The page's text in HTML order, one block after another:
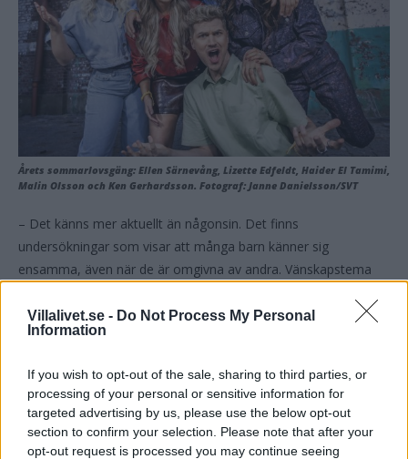
Villalivet.se - Do Not Process My Personal
Information
If you wish to opt-out of the sale, sharing to third parties, or
processing of your personal or sensitive information for
targeted advertising by us, please use the below opt-out
section to confirm your selection. Please note that after your
opt-out request is processed you may continue seeing
Årets sommarlovsgäng: Ellen Särnevång, Lizette Edfeldt, Haider El Tamimi,
Malin Olsson och Ken Gerhardsson. Fotograf: Janne Danielsson/SVT
– Det känns mer aktuellt än någonsin. Det finns
undersökningar som visar att många barn känner sig
ensamma, även när de är omgivna av andra. Vänskapstema
Till skillnad från förra årets tema, som handlade om att lägga
personligt laddat. Malin pratar engagerat om hur sociala
relationer är en av de viktigaste faktorerna för att må bra som
människa.